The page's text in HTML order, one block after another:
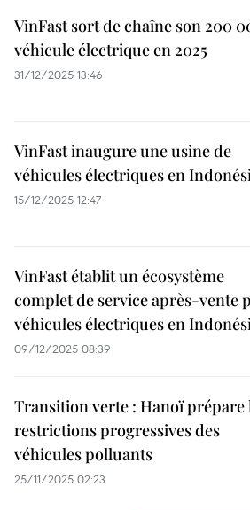
VinFast sort de chaîne son 200
véhicule électrique en 2025
31/12/2025 13:46
VinFast inaugure une usine de
véhicules électriques en
15/12/2025 12:47
VinFast établit un écosystème
complet de service après-vente
véhicules électriques en
09/12/2025 08:39
Transition verte : Hanoï prépare
restrictions progressives des
véhicules polluants
25/11/2025 02:23